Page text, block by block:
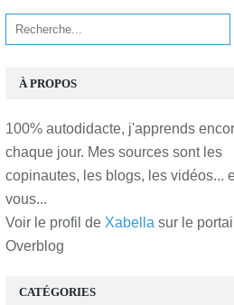
À PROPOS
100% autodidacte, j'apprends
chaque jour. Mes sources sont les
copinautes, les blogs, les vidéos...
vous...
Voir le profil de Xabella sur le portail
Overblog
CATÉGORIES